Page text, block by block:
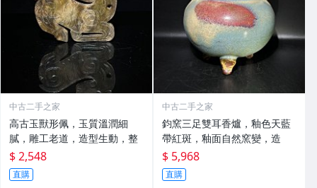
中古二手之家
高古玉獸形佩，玉質溫潤細
膩，雕工老道，造型生動，整
$ 2,548
直購
中古二手之家
鈞窯三足雙耳香爐，釉色天藍
帶紅斑，釉面自然窯變，造
$ 5,968
直購